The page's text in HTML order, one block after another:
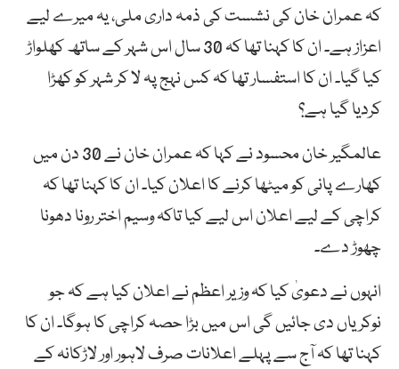
کہ عمران خان کی نشست کی ذمہ داری ملی، یہ میرے لیے
اعزاز ہے۔ ان کا کہنا تھا کہ 30 سال اس شہر کے ساتھ کھلواڑ
کیا گیا۔ ان کا استفسار تھا کہ کس نہج پہ لا کر شہر کو کھڑا
کردیا گیا ہے؟
عالمگیر خان محسود نے کہا کہ عمران خان نے 30 دن میں
کھارے پانی کو میٹھا کرنے کا اعلان کیا۔ ان کا کہنا تھا کہ
کراچی کے لیے اعلان اس لیے کیا تاکہ وسیم اختر رونا دھونا
چھوڑ دے۔
انہوں نے دعویٰ کیا کہ وزیر اعظم نے اعلان کیا ہے کہ جو
نوکریاں دی جائیں گی اس میں بڑا حصہ کراچی کا ہوگا۔ ان کا
کہنا تھا کہ آج سے پہلے اعلانات صرف لاہور اور لاڑکانہ کے